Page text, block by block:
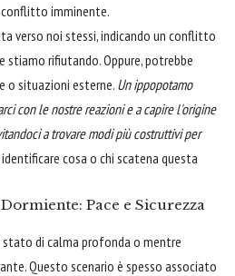
conflitto imminente.
verso noi stessi, indicando un conflitto
stiamo rifiutando. Oppure, potrebbe
o situazioni esterne. Un ippopotamo
con le nostre reazioni e a capire l'origine
a trovare modi più costruttivi per
cosa o chi scatena questa
Pace e Sicurezza
di calma profonda o mentre
Questo scenario è spesso associato